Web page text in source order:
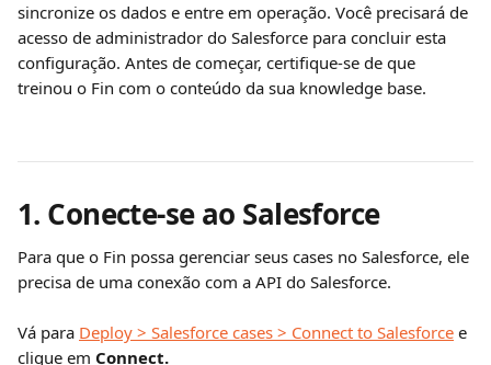
sincronize os dados e entre em operação. Você precisará de
acesso de administrador do Salesforce para concluir esta
configuração. Antes de começar, certifique-se de que
treinou o Fin com o conteúdo da sua knowledge base.
1. Conecte-se ao Salesforce
Para que o Fin possa gerenciar seus cases no Salesforce, ele
precisa de uma conexão com a API do Salesforce.
Vá para Deploy > Salesforce cases > Connect to Salesforce e
clique em Connect.